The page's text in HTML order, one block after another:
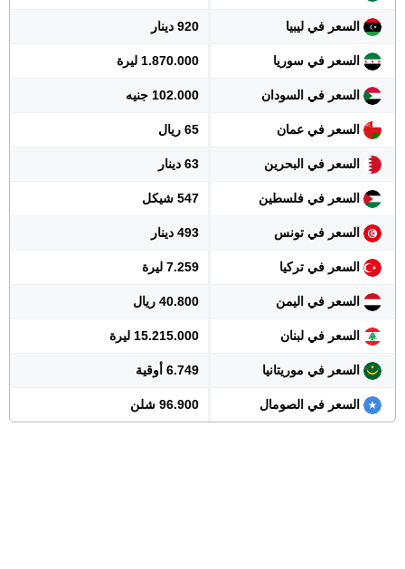
السعر في ليبيا 920 دينار
السعر في سوريا 1.870.000 ليرة
السعر في السودان 102.000 جنيه
السعر في عمان 65 ريال
السعر في البحرين 63 دينار
السعر في فلسطين 547 شيكل
السعر في تونس 493 دينار
السعر في تركيا 7.259 ليرة
السعر في اليمن 40.800 ريال
السعر في لبنان 15.215.000 ليرة
السعر في موريتانيا 6.749 أوقية
السعر في الصومال 96.900 شلن